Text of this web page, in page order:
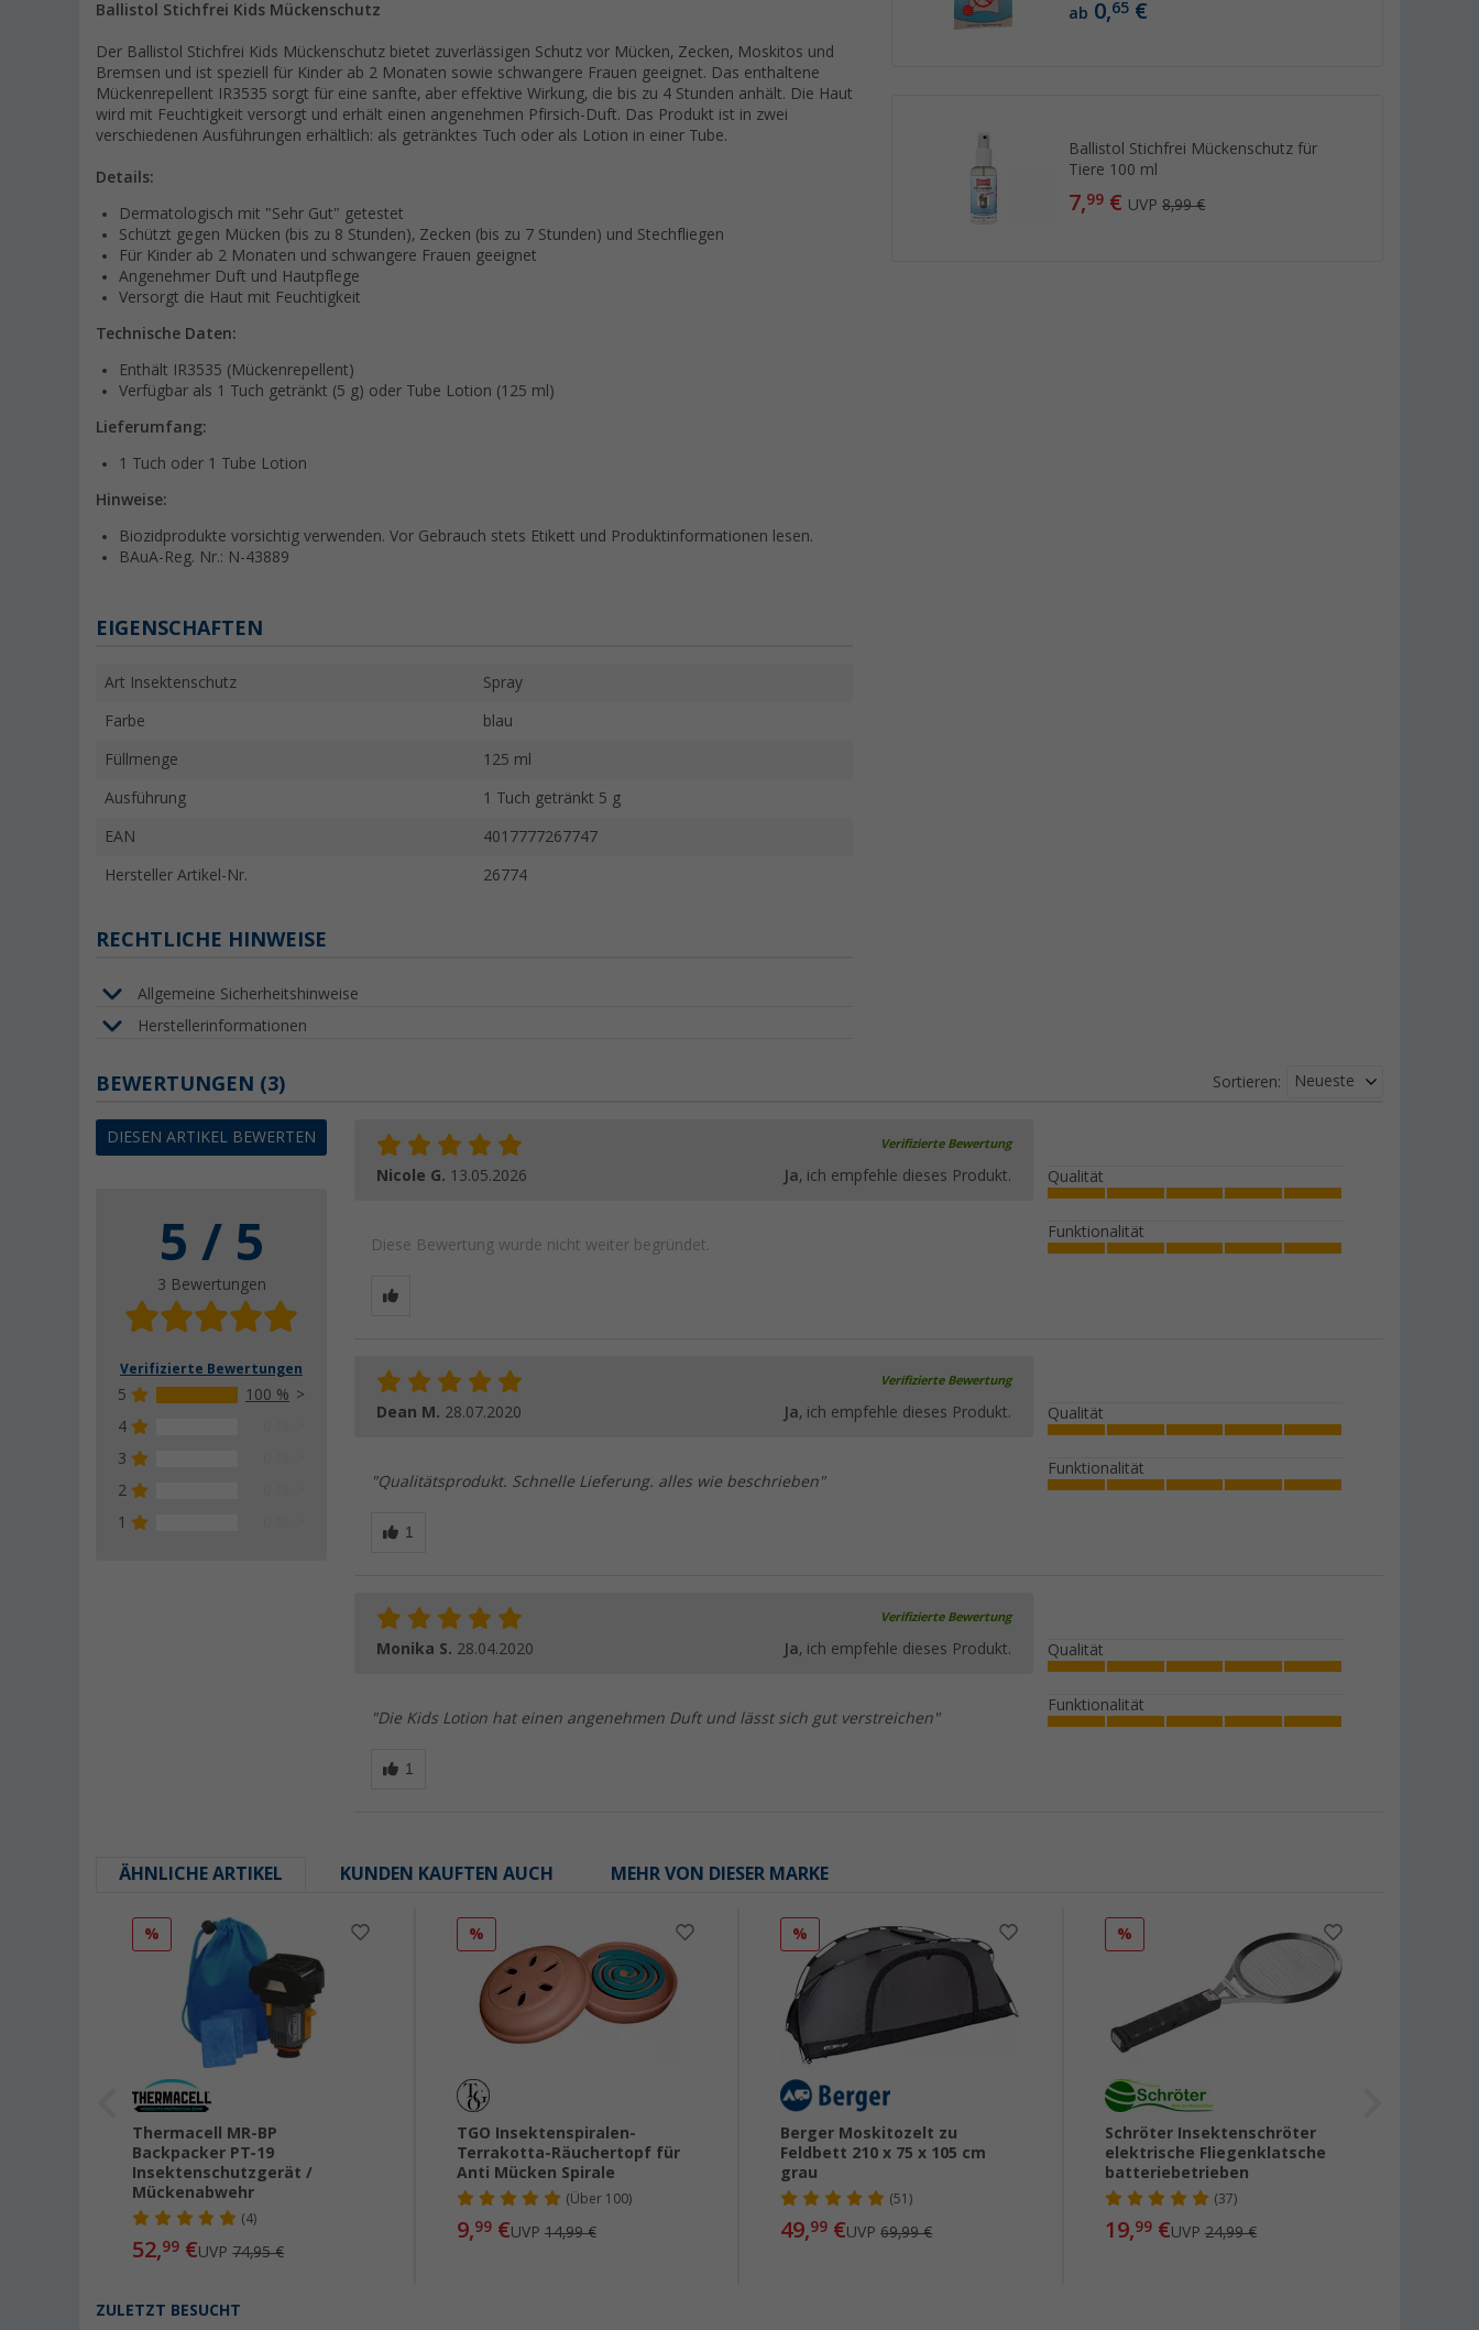
ab 0,65 €
Ballistol Stichfrei Mückenschutz für
Tiere 100 ml
7,99 € UVP8,99 €
Ballistol Stichfrei Kids Mückenschutz
Der Ballistol Stichfrei Kids Mückenschutz bietet zuverlässigen Schutz vor Mücken, Zecken, Moskitos und
Bremsen und ist speziell für Kinder ab 2 Monaten sowie schwangere Frauen geeignet. Das enthaltene
Mückenrepellent IR3535 sorgt für eine sanfte, aber effektive Wirkung, die bis zu 4 Stunden anhält. Die Haut
wird mit Feuchtigkeit versorgt und erhält einen angenehmen Pfirsich-Duft. Das Produkt ist in zwei
verschiedenen Ausführungen erhältlich: als getränktes Tuch oder als Lotion in einer Tube.
Details:
Dermatologisch mit "Sehr Gut" getestet
Schützt gegen Mücken (bis zu 8 Stunden), Zecken (bis zu 7 Stunden) und Stechfliegen
Für Kinder ab 2 Monaten und schwangere Frauen geeignet
Angenehmer Duft und Hautpflege
Versorgt die Haut mit Feuchtigkeit
Technische Daten:
Enthält IR3535 (Mückenrepellent)
Verfügbar als 1 Tuch getränkt (5 g) oder Tube Lotion (125 ml)
Lieferumfang:
1 Tuch oder 1 Tube Lotion
Hinweise:
Biozidprodukte vorsichtig verwenden. Vor Gebrauch stets Etikett und Produktinformationen lesen.
BAuA-Reg. Nr.: N-43889
EIGENSCHAFTEN
Art Insektenschutz Spray
Farbe blau
Füllmenge 125 ml
Ausführung 1 Tuch getränkt 5 g
EAN 4017777267747
Hersteller Artikel-Nr. 26774
RECHTLICHE HINWEISE
Allgemeine Sicherheitshinweise
Herstellerinformationen
BEWERTUNGEN (3)
DIESEN ARTIKEL BEWERTEN
5 / 5
3 Bewertungen
Verifizierte Bewertungen
5
100 %
4
3
2
1
Sortieren: Neueste
Verifizierte Bewertung
Nicole G. 13.05.2026 Ja, ich empfehle dieses Produkt.
Diese Bewertung wurde nicht weiter begründet.
Qualität
Funktionalität
Verifizierte Bewertung
Dean M. 28.07.2020 Ja, ich empfehle dieses Produkt.
"Qualitätsprodukt. Schnelle Lieferung. alles wie beschrieben"
Qualität
Funktionalität
Verifizierte Bewertung
Monika S. 28.04.2020 Ja, ich empfehle dieses Produkt.
"Die Kids Lotion hat einen angenehmen Duft und lässt sich gut verstreichen"
Qualität
Funktionalität
ÄHNLICHE ARTIKEL KUNDEN KAUFTEN AUCH MEHR VON DIESER MARKE
%
Thermacell MR-BP
Backpacker PT-19
Insektenschutzgerät /
Mückenabwehr
(4)
52,99 €UVP74,95 €
%
TGO Insektenspiralen-
Terrakotta-Räuchertopf für
Anti Mücken Spirale
(Über100)
9,99€UVP 14,99 €
%
Berger Moskitozelt zu
Feldbett 210 x 75 x 105 cm
grau
(51)
49,99 €UVP69,99 €
%
Schröter Insektenschröter
elektrische Fliegenklatsche
batteriebetrieben
(37)
19,99€UVP 24,99 €
ZULETZT BESUCHT